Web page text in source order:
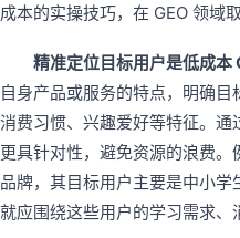
成本的实操技巧，在 GEO 领域
精准定位目标用户是低成本
自身产品或服务的特点，明确目
消费习惯、兴趣爱好等特征。通
更具针对性，避免资源的浪费
品牌，其目标用户主要是中小学
就应围绕这些用户的学习需求、